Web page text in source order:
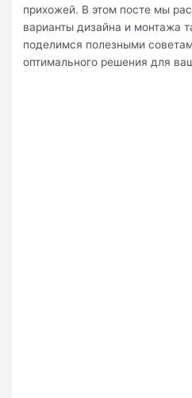
прихожей. В этом посте мы
варианты дизайна и монтажа
поделимся полезными
оптимального решения для